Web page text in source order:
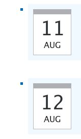
11
AUG
12
AUG